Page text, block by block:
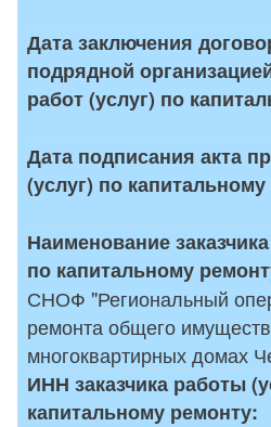
Дата заключения
подрядной
работ (услуг) по
Дата подписания акта
(услуг) по
Наименование
по капитальному
СНОФ "Региональный
ремонта общего
многоквартирных домах
ИНН заказчика работы
капитальному ремонту: